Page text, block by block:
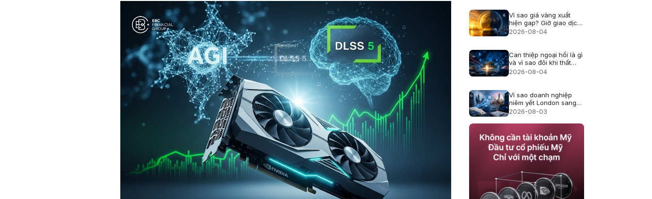
Vì sao giá vàng xuất
hiện gap? Giờ giao dịch
và thanh khoản
2026-08-04
Can thiệp ngoại hối là gì
và vì sao đôi khi thất
bại?
2026-08-04
Vì sao doanh nghiệp
niêm yết London sang
Mỹ, cổ đông thay đổi
2026-08-03